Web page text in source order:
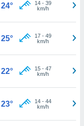
24° 14- 39
km/h
25° 17- 49
km/h
22° 15- 47
km/h
23° 14- 44
km/h